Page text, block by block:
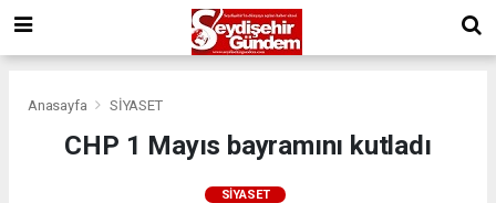
Anasayfa SİYASET
CHP 1 Mayıs bayramını kutladı
SİYASET